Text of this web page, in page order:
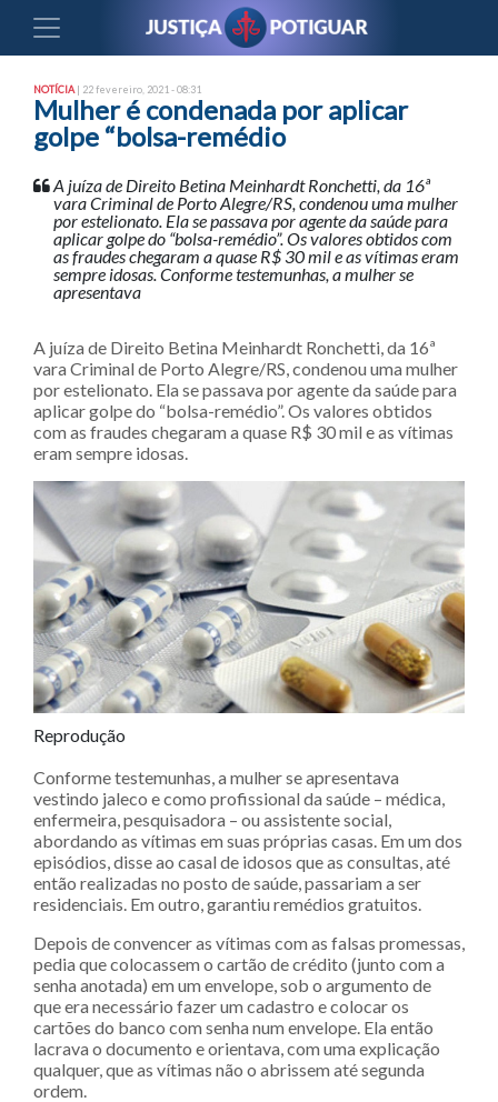
NOTÍCIA | 22 fevereiro, 2021 - 08:31
Mulher é condenada por aplicar
golpe “bolsa-remédio
A juíza de Direito Betina Meinhardt Ronchetti, da 16ª
vara Criminal de Porto Alegre/RS, condenou uma mulher
por estelionato. Ela se passava por agente da saúde para
aplicar golpe do “bolsa-remédio”. Os valores obtidos com
as fraudes chegaram a quase R$ 30 mil e as vítimas eram
sempre idosas. Conforme testemunhas, a mulher se
apresentava
A juíza de Direito Betina Meinhardt Ronchetti, da 16ª
vara Criminal de Porto Alegre/RS, condenou uma mulher
por estelionato. Ela se passava por agente da saúde para
aplicar golpe do “bolsa-remédio”. Os valores obtidos
com as fraudes chegaram a quase R$ 30 mil e as vítimas
eram sempre idosas.
Reprodução
Conforme testemunhas, a mulher se apresentava
vestindo jaleco e como profissional da saúde – médica,
enfermeira, pesquisadora – ou assistente social,
abordando as vítimas em suas próprias casas. Em um dos
episódios, disse ao casal de idosos que as consultas, até
então realizadas no posto de saúde, passariam a ser
residenciais. Em outro, garantiu remédios gratuitos.
Depois de convencer as vítimas com as falsas promessas,
pedia que colocassem o cartão de crédito (junto com a
senha anotada) em um envelope, sob o argumento de
que era necessário fazer um cadastro e colocar os
cartões do banco com senha num envelope. Ela então
lacrava o documento e orientava, com uma explicação
qualquer, que as vítimas não o abrissem até segunda
ordem.